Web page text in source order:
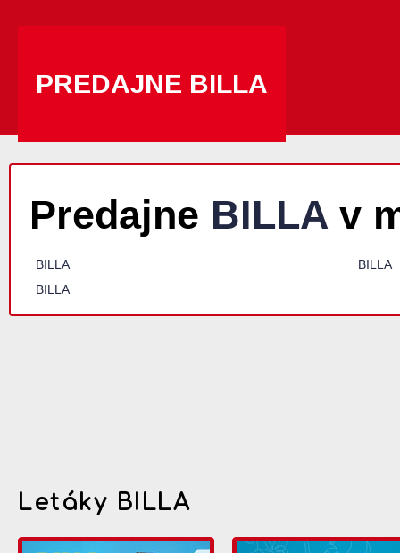
PREDAJNE BILLA
Predajne BILLA v
BILLA
BILLA
BILLA
Letáky BILLA